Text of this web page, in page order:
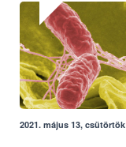
2021. május 13, csütörtök